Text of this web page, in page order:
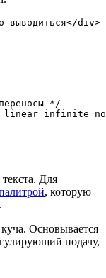
выводиться</div>
*/
infinite
Для
, которую
Основывается
подачу,